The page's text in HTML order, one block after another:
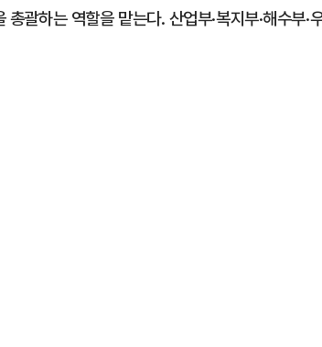
괄하는 역할을 맡는다. 산업부·복지부·해수부·